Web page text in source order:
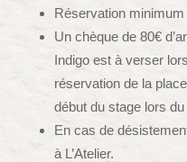
Réservation
Un chèque de 80€
Indigo est à verser
réservation de la
début du stage lors
En cas de
à L’Atelier.